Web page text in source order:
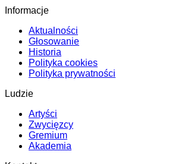
Informacje
Aktualności
Głosowanie
Historia
Polityka cookies
Polityka prywatności
Ludzie
Artyści
Zwycięzcy
Gremium
Akademia